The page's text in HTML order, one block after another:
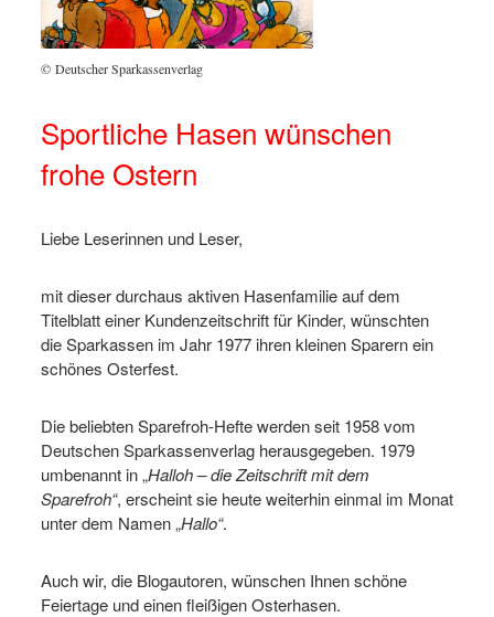
© Deutscher Sparkassenverlag
Sportliche Hasen wünschen
frohe Ostern
Liebe Leserinnen und Leser,
mit dieser durchaus aktiven Hasenfamilie auf dem
Titelblatt einer Kundenzeitschrift für Kinder, wünschten
die Sparkassen im Jahr 1977 ihren kleinen Sparern ein
schönes Osterfest.
Die beliebten Sparefroh-Hefte werden seit 1958 vom
Deutschen Sparkassenverlag herausgegeben. 1979
umbenannt in „Halloh – die Zeitschrift mit dem
Sparefroh“, erscheint sie heute weiterhin einmal im Monat
unter dem Namen „Hallo“.
Auch wir, die Blogautoren, wünschen Ihnen schöne
Feiertage und einen fleißigen Osterhasen.